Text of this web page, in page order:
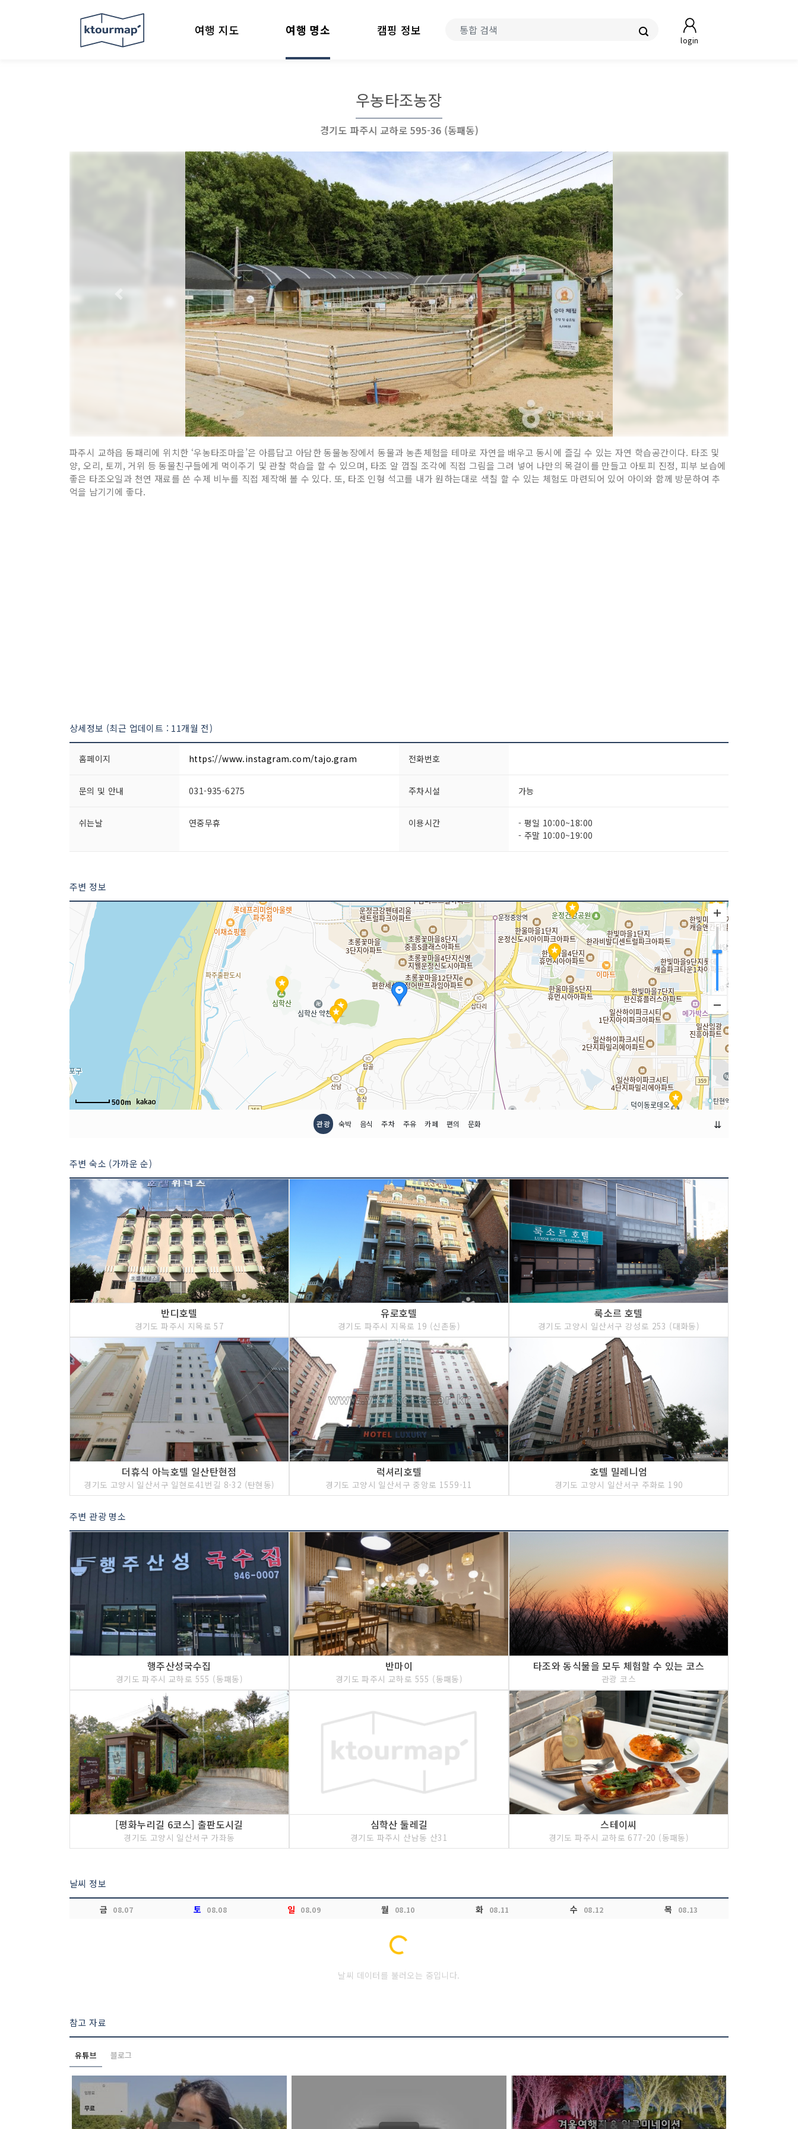
login
여행 지도 여행 명소 캠핑 정보
우농타조농장
경기도 파주시 교하로 595-36 (동패동)
파주시 교하읍 동패리에 위치한 ‘우농타조마을’은 아름답고 아담한 동물농장에서 동물과 농촌체험을 테마로 자연을 배우고 동시에 즐길 수 있는 자연 학습공간이다. 타조 및
양, 오리, 토끼, 거위 등 동물친구들에게 먹이주기 및 관찰 학습을 할 수 있으며, 타조 알 껍질 조각에 직접 그림을 그려 넣어 나만의 목걸이를 만들고 아토피 진정, 피부 보습에
좋은 타조오일과 천연 재료를 쓴 수제 비누를 직접 제작해 볼 수 있다. 또, 타조 인형 석고를 내가 원하는대로 색칠 할 수 있는 체험도 마련되어 있어 아이와 함께 방문하여 추
억을 남기기에 좋다.
상세정보 (최근 업데이트 : 11개월 전)
홈페이지 https://www.instagram.com/tajo.gram 전화번호
문의 및 안내 031-935-6275 주차시설 가능
쉬는날 연중무휴 이용시간
- 평일 10:00~18:00
- 주말 10:00~19:00
주변 정보
500m
관광 숙박 음식 주차 주유 카페 편의 문화 ⇊
주변 숙소 (가까운 순)
반디호텔
경기도 파주시 지목로 57
유로호텔
경기도 파주시 지목로 19 (신촌동)
룩소르 호텔
경기도 고양시 일산서구 강성로 253 (대화동)
더휴식 아늑호텔 일산탄현점
경기도 고양시 일산서구 일현로41번길 8-32 (탄현동)
럭셔리호텔
경기도 고양시 일산서구 중앙로 1559-11
호텔 밀레니엄
경기도 고양시 일산서구 주화로 190
주변 관광 명소
행주산성국수집
경기도 파주시 교하로 555 (동패동)
반마이
경기도 파주시 교하로 555 (동패동)
타조와 동식물을 모두 체험할 수 있는 코스
관광 코스
[평화누리길 6코스] 출판도시길
경기도 고양시 일산서구 가좌동
심학산 둘레길
경기도 파주시 산남동 산31
스테이씨
경기도 파주시 교하로 677-20 (동패동)
날씨 정보
금 08.07 토 08.08 일 08.09 월 08.10 화 08.11 수 08.12 목 08.13
Loading...
날씨 데이터를 불러오는 중입니다.
참고 자료
유튜브 블로그